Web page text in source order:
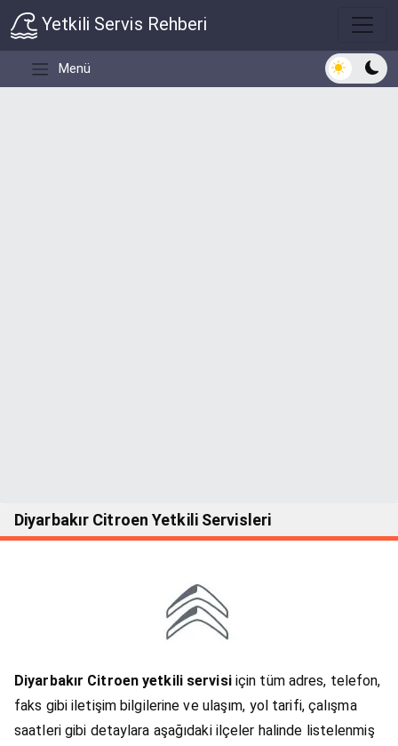
Yetkili Servis Rehberi
Menü Açık/Koyu
Diyarbakır Citroen Yetkili Servisleri
Diyarbakır Citroen yetkili servisiiçin tüm adres, telefon,
faks gibi iletişim bilgilerine ve ulaşım, yol tarifi, çalışma
saatleri gibi detaylara aşağıdaki ilçeler halinde listelenmiş